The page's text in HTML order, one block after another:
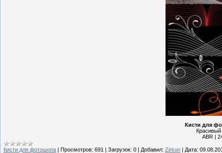
Кисти для
Красивый
ABR |
Кисти для фотошопа Просмотров: 691 Загрузок: 0 Добавил: Zirkon Дата: